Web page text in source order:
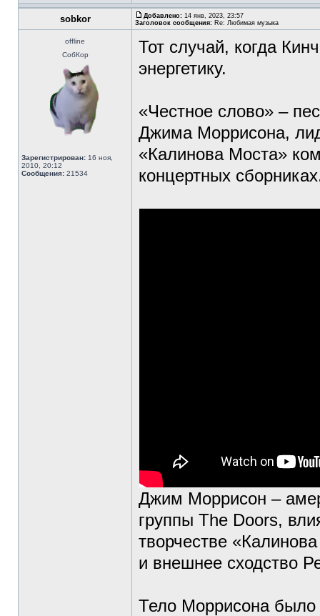
sobkor Добавлено: 14 янв, 2023, 23:57
Заголовок сообщения: Re: Любимая музыка
offline
СобКор
Зарегистрирован: 16 ноя,
2010, 20:12
Сообщения: 21534
Тот случай, когда
энергетику.
«Честное слово» –
Джима Моррисона,
«Калинова Моста»
концертных
Джим Моррисон –
группы The Doors,
творчестве
и внешнее сходство
Тело Моррисона было